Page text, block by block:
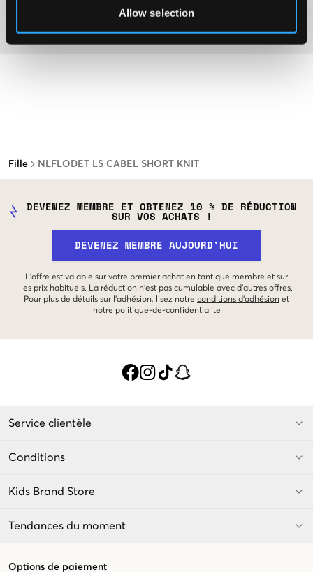
Allow selection
Fille NLFLODET LS CABEL SHORT KNIT
Matière
DEVENEZ MEMBRE ET OBTENEZ 10 % DE RÉDUCTION
SUR VOS ACHATS !
DEVENEZ MEMBRE AUJOURD'HUI
L'offre est valable sur votre premier achat en tant que membre et sur
les prix habituels. La réduction n'est pas cumulable avec d'autres offres.
Pour plus de détails sur l'adhésion, lisez notre conditions d'adhésion et
notre politique-de-confidentialite
Service clientèle
Conditions
Kids Brand Store
Tendances du moment
Options de paiement